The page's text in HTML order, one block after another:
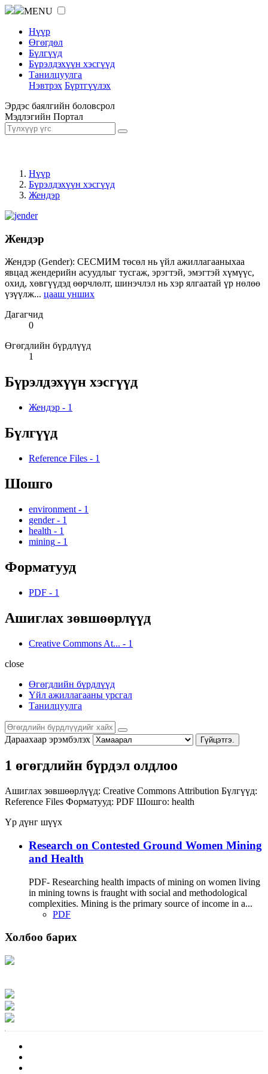
MENU
Нүүр
Өгөгдөл
Бүлгүүд
Бүрэлдэхүүн хэсгүүд
Танилцуулга
Нэвтрэх Бүртгүүлэх
Эрдэс баялгийн боловсрол
Мэдлэгийн Портал
Нүүр
Бүрэлдэхүүн хэсгүүд
Жендэр
Жендэр
Жендэр (Gender): СЕСМИМ төсөл нь үйл ажиллагааныхаа
явцад жендерийн асуудлыг тусгаж, эрэгтэй, эмэгтэй хүмүүс,
охид, хөвгүүдэд өөрчлөлт, шинэчлэл нь хэр ялгаатай үр нөлөө
үзүүлж... цааш унших
Дагагчид
0
Өгөгдлийн бүрдлүүд
1
Бүрэлдэхүүн хэсгүүд
Жендэр - 1
Бүлгүүд
Reference Files - 1
Шошго
environment - 1
gender - 1
health - 1
mining - 1
Форматууд
PDF - 1
Ашиглах зөвшөөрлүүд
Creative Commons At... - 1
close
Өгөгдлийн бүрдлүүд
Үйл ажиллагааны урсгал
Танилцуулга
Дараахаар эрэмбэлэх Гүйцэтгэ.
1 өгөгдлийн бүрдэл олдлоо
Ашиглах зөвшөөрлүүд: Creative Commons Attribution Бүлгүүд:
Reference Files Форматууд: PDF Шошго: health
Үр дүнг шүүх
Research on Contested Ground Women Mining
and Health
PDF- Researching health impacts of mining on women living
in mining towns is fraught with social and methodological
complexities. Mining is the primary source of income in a...
PDF
Холбоо барих